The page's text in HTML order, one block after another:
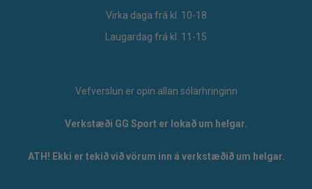
Virka daga frá kl. 10-18
Laugardag frá kl. 11-15
Vefverslun er opin allan sólarhringinn
Verkstæði GG Sport er lokað um helgar.
ATH! Ekki er tekið við vörum inn á verkstæðið um helgar.